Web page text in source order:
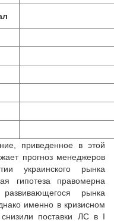
приведенное в этой
прогноз менеджеров
украинского рынка
гипотеза правомерна
рынка
именно в кризисном
поставки ЛС в I